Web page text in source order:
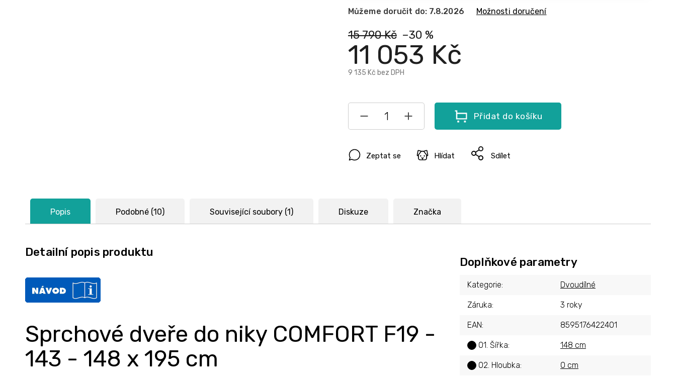
15 790 Kč –30 %
11 053 Kč
9 135 Kč bez DPH
Můžeme doručit do: 7.8.2026 Možnosti doručení
Přidat do košíku
Zeptat se Hlídat Sdílet
Popis Podobné (10) Související soubory (1) Diskuze Značka
Detailní popis produktu
Sprchové dveře do niky COMFORT F19 -
143 - 148 x 195 cm
Doplňkové parametry
Kategorie: Dvoudílné
Záruka: 3 roky
EAN: 8595176422401
01. Šířka: 148 cm
02. Hloubka: 0 cm